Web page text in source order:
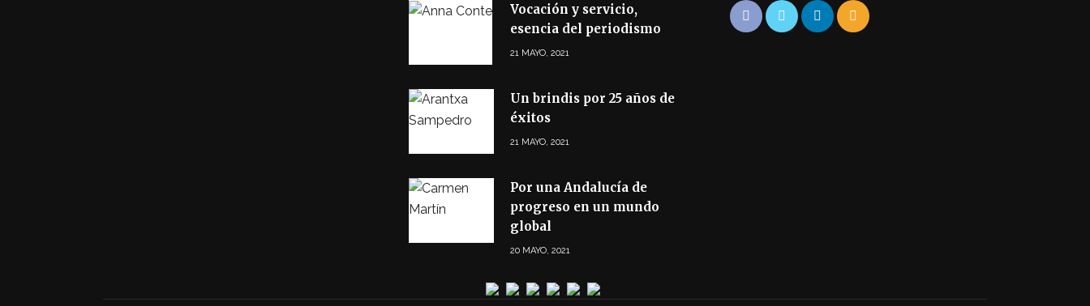
Vocación y servicio,
esencia del periodismo
21 MAYO, 2021
Un brindis por 25 años de
éxitos
21 MAYO, 2021
Por una Andalucía de
progreso en un mundo
global
20 MAYO, 2021